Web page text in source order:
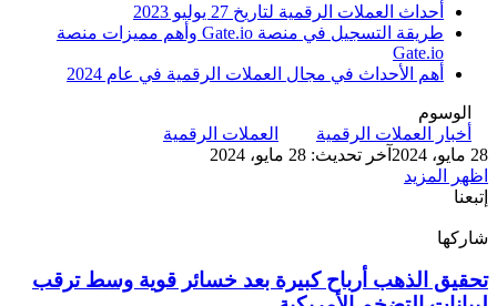
أحداث العملات الرقمية لتاريخ 27 يوليو 2023
طريقة التسجيل في منصة Gate.io وأهم مميزات منصة
Gate.io
أهم الأحداث في مجال العملات الرقمية في عام 2024
الوسوم
أخبار العملات الرقمية
العملات الرقمية
28 مايو، 2024
آخر تحديث: 28 مايو، 2024
اظهر المزيد
إتبعنا
شاركها
تحقيق
الذهب
تحقيق الذهب أرباح كبيرة بعد خسائر قوية وسط ترقب